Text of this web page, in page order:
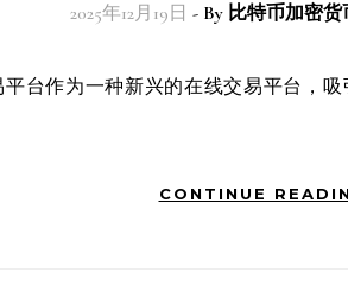
2025年12月19日 - By 比特币加密
CONTINUE